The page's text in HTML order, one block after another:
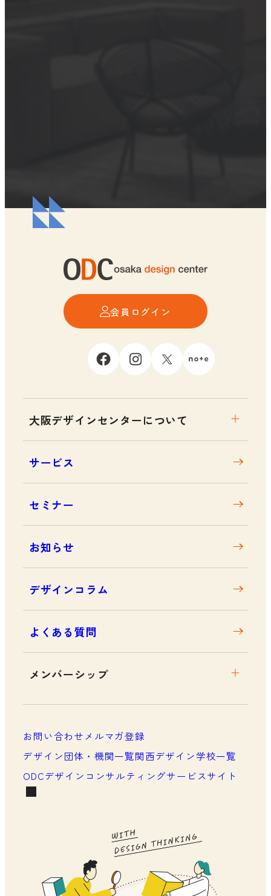
会員ログイン
大阪デザインセンターについて
デザイン経営とは
サービス
セミナー
お知らせ
デザインコラム
よくある質問
メンバーシップ
メンバーシップについて
お問い合わせメルマガ登録
デザイン団体・機関一覧関西デザイン学校一覧
ODCデザインコンサルティングサービスサイト